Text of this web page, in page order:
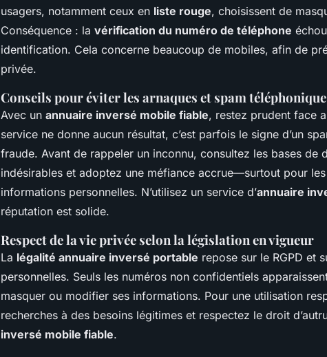
usagers, notamment ceux en liste rouge, choisissent de
Conséquence : la vérification du numéro de téléphone
identification. Cela concerne beaucoup de mobiles, afin de
privée.
Conseils pour éviter les arnaques et spam téléphonique
Avec un annuaire inversé mobile fiable, restez prudent face
service ne donne aucun résultat, c’est parfois le signe d’un
fraude. Avant de rappeler un inconnu, consultez les bases de
indésirables et adoptez une méfiance accrue—surtout pour
informations personnelles. N’utilisez un service d’annuaire
réputation est solide.
Respect de la vie privée selon la législation en vigueur
La légalité annuaire inversé portable repose sur le RGPD et
personnelles. Seuls les numéros non confidentiels
masquer ou modifier ses informations. Pour une utilisation
recherches à des besoins légitimes et respectez le droit
inversé mobile fiable.